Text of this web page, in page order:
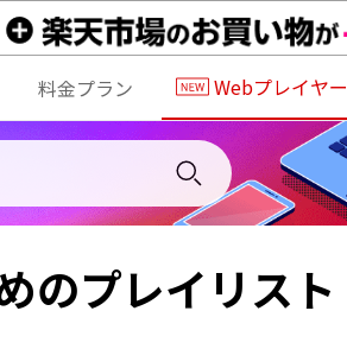
料金プラン Webプレイヤー
のプレイリスト